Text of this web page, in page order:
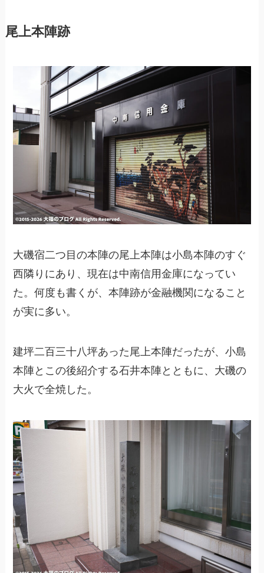
尾上本陣跡
大磯宿二つ目の本陣の尾上本陣は小島本陣のすぐ
西隣りにあり、現在は中南信用金庫になってい
た。何度も書くが、本陣跡が金融機関になること
が実に多い。
建坪二百三十八坪あった尾上本陣だったが、小島
本陣とこの後紹介する石井本陣とともに、大磯の
大火で全焼した。